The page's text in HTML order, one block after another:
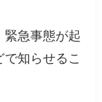
緊急事態が起
知らせるこ